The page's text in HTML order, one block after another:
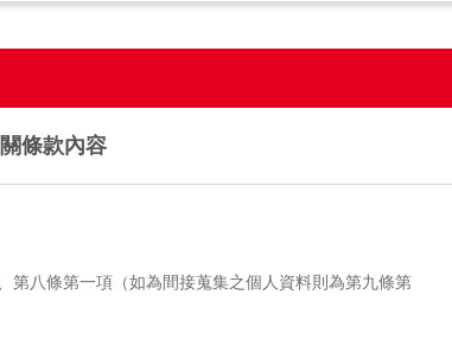
條款內容
第八條第一項（如為間接蒐集之個人資料則為第九條第